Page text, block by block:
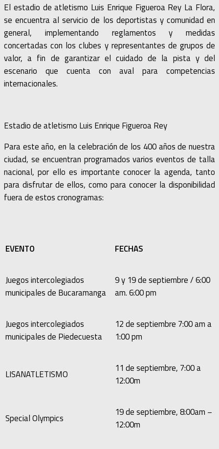
El estadio de atletismo Luis Enrique Figueroa Rey La Flora,
se encuentra al servicio de los deportistas y comunidad en
general, implementando reglamentos y medidas
concertadas con los clubes y representantes de grupos de
valor, a fin de garantizar el cuidado de la pista y del
escenario que cuenta con aval para competencias
internacionales.
Estadio de atletismo Luis Enrique Figueroa Rey
Para este año, en la celebración de los 400 años de nuestra
ciudad, se encuentran programados varios eventos de talla
nacional, por ello es importante conocer la agenda, tanto
para disfrutar de ellos, como para conocer la disponibilidad
fuera de estos cronogramas:
EVENTO FECHAS
Juegos intercolegiados
municipales de Bucaramanga
9 y 19 de septiembre / 6:00
am. 6:00 pm
Juegos intercolegiados
municipales de Piedecuesta
12 de septiembre 7:00 am a
1:00 pm
LISANATLETISMO
11 de septiembre, 7:00 a
12:00m
Special Olympics
19 de septiembre, 8:00am –
12:00m